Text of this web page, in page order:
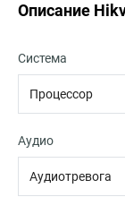
Описание
Система
Процессор
Аудио
Аудиотревога